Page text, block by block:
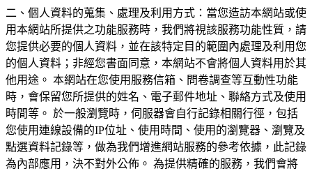
二、個人資料的蒐集、處理及利用方式：當您造訪本網站或使
用本網站所提供之功能服務時，我們將視該服務功能性質，請
您提供必要的個人資料，並在該特定目的範圍內處理及利用您
的個人資料；非經您書面同意，本網站不會將個人資料用於其
他用途。 本網站在您使用服務信箱、問卷調查等互動性功能
時，會保留您所提供的姓名、電子郵件地址、聯絡方式及使用
時間等。 於一般瀏覽時，伺服器會自行記錄相關行徑，包括
您使用連線設備的IP位址、使用時間、使用的瀏覽器、瀏覽及
點選資料記錄等，做為我們增進網站服務的參考依據，此記錄
為內部應用，決不對外公佈。 為提供精確的服務，我們會將